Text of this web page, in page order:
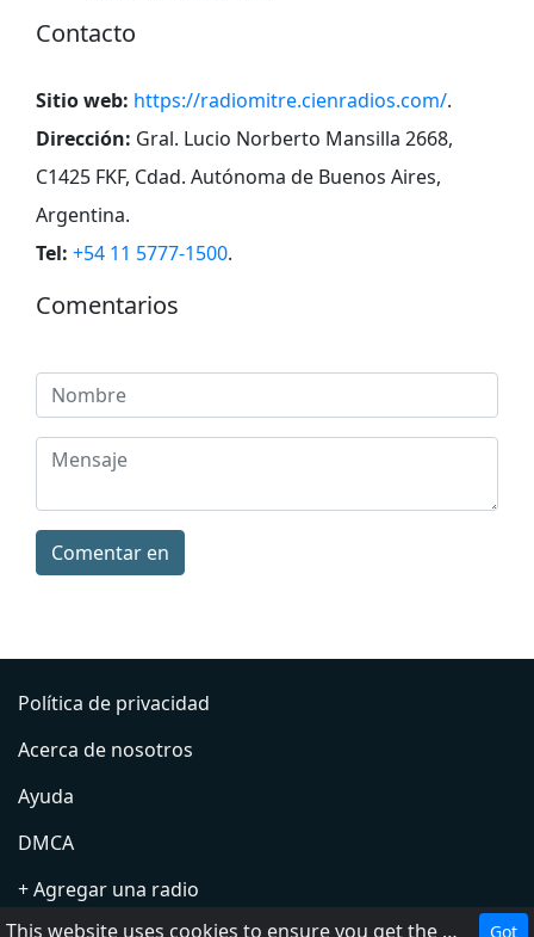
Contacto
Sitio web: https://radiomitre.cienradios.com/.
Dirección: Gral. Lucio Norberto Mansilla 2668,
C1425 FKF, Cdad. Autónoma de Buenos Aires,
Argentina.
Tel: +54 11 5777-1500.
Comentarios
Comentar en
Política de privacidad
Acerca de nosotros
Ayuda
DMCA
+ Agregar una radio
This website uses cookies to ensure you get the best experience on our website. Got